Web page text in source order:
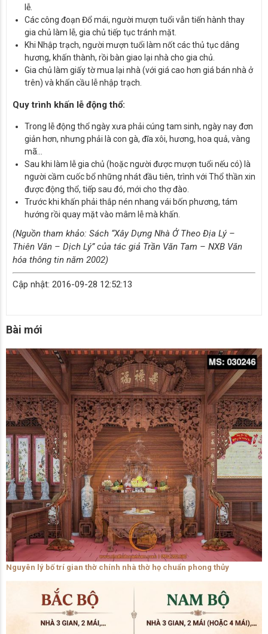
lễ.
Các công đoạn Đổ mái, người mượn tuổi vẫn tiến hành thay
gia chủ làm lễ, gia chủ tiếp tục tránh mặt.
Khi Nhập trạch, người mượn tuổi làm nốt các thủ tục dâng
hương, khấn thành, rồi bàn giao lại nhà cho gia chủ.
Gia chủ làm giấy tờ mua lại nhà (với giá cao hơn giá bán nhà ở
trên) và khấn cầu lễ nhập trạch.
Quy trình khấn lễ động thổ:
Trong lễ động thổ ngày xưa phải cúng tam sinh, ngày nay đơn
giản hơn, nhưng phải là con gà, đĩa xôi, hương, hoa quả, vàng
mã…
Sau khi làm lễ gia chủ (hoặc người được mượn tuổi nếu có) là
người cầm cuốc bổ những nhát đầu tiên, trình với Thổ thần xin
được động thổ, tiếp sau đó, mới cho thợ đào.
Trước khi khấn phải thắp nén nhang vái bốn phương, tám
hướng rồi quay mặt vào mâm lễ mà khấn.
(Nguồn tham khảo: Sách “Xây Dựng Nhà Ở Theo Địa Lý –
Thiên Văn – Dịch Lý” của tác giả Trần Văn Tam – NXB Văn
hóa thông tin năm 2002)
Cập nhật: 2016-09-28 12:52:13
Bài mới
Nguyên lý bố trí gian thờ chính nhà thờ họ chuẩn phong thủy